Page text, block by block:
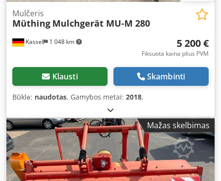
Kassel 1 048 km
Mulčeris
Müthing Mulchgerät MU-M 280
5 200 €
Fiksuota kaina plius PVM
Klausti Skambinti
Būklė: naudotas, Gamybos metai: 2018,
Mažas skelbimas